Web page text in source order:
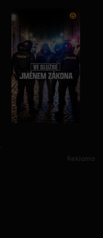
Reklama